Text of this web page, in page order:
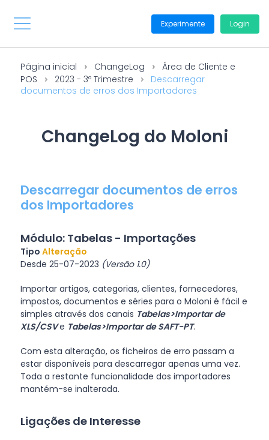
Experimente Login
Página inicial ChangeLog
Área de Cliente e
POS
2023 - 3º Trimestre
Descarregar
documentos de erros dos Importadores
ChangeLog do Moloni
Descarregar documentos de erros
dos Importadores
Módulo: Tabelas - Importações
Tipo Alteração
Desde 25-07-2023 (Versão 1.0)
Importar artigos, categorias, clientes, fornecedores,
impostos, documentos e séries para o Moloni é fácil e
simples através dos canais Tabelas>Importar de
XLS/CSVe Tabelas>Importar de SAFT-PT.
Com esta alteração, os ficheiros de erro passam a
estar disponíveis para descarregar apenas uma vez.
Toda a restante funcionalidade dos importadores
mantém-se inalterada.
Ligações de Interesse